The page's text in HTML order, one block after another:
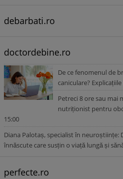
debarbati.ro
doctordebine.ro
De ce fenomenul de
caniculare?
Petreci 8 ore sau mai
nutriționist pentru
15:00
Diana Palotaș, specialist în
înnăscute care susțin o viață lungă și
perfecte.ro